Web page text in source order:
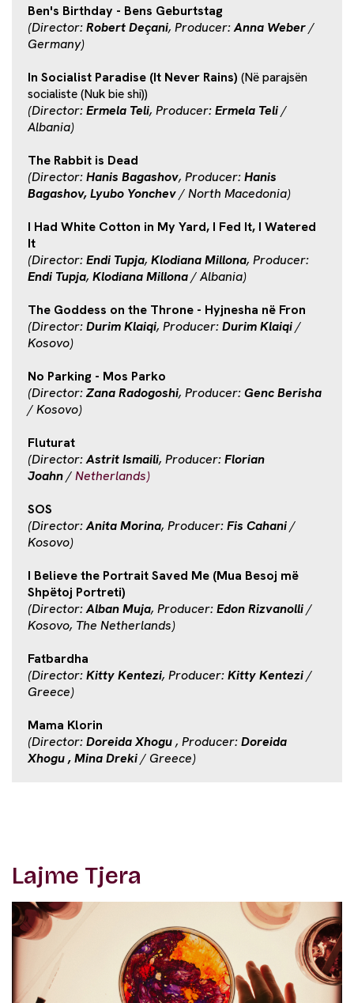
Ben's Birthday - Bens Geburtstag
(Director:Robert Deçani, Producer:Anna Weber/
Germany)
In Socialist Paradise (It Never Rains) (Në parajsën
socialiste (Nuk bie shi))
(Director:Ermela Teli, Producer:Ermela Teli/
Albania)
The Rabbit is Dead
(Director:Hanis Bagashov, Producer:Hanis
Bagashov, Lyubo Yonchev/ North Macedonia)
I Had White Cotton in My Yard, I Fed It, I Watered
It
(Director:Endi Tupja, Klodiana Millona, Producer:
Endi Tupja, Klodiana Millona/ Albania)
The Goddess on the Throne - Hyjnesha në Fron
(Director:Durim Klaiqi, Producer:Durim Klaiqi/
Kosovo)
No Parking - Mos Parko
(Director:Zana Radogoshi, Producer:Genc Berisha
/ Kosovo)
Fluturat
(Director:Astrit Ismaili, Producer:Florian
Joahn/Netherlands)
SOS
(Director:Anita Morina, Producer:Fis Cahani/
Kosovo)
I Believe the Portrait Saved Me (Mua Besoj më
Shpëtoj Portreti)
(Director:Alban Muja, Producer:Edon Rizvanolli/
Kosovo, The Netherlands)
Fatbardha
(Director:Kitty Kentezi, Producer:Kitty Kentezi/
Greece)
Mama Klorin
(Director:Doreida Xhogu, Producer:Doreida
Xhogu , Mina Dreki/ Greece)
Lajme Tjera